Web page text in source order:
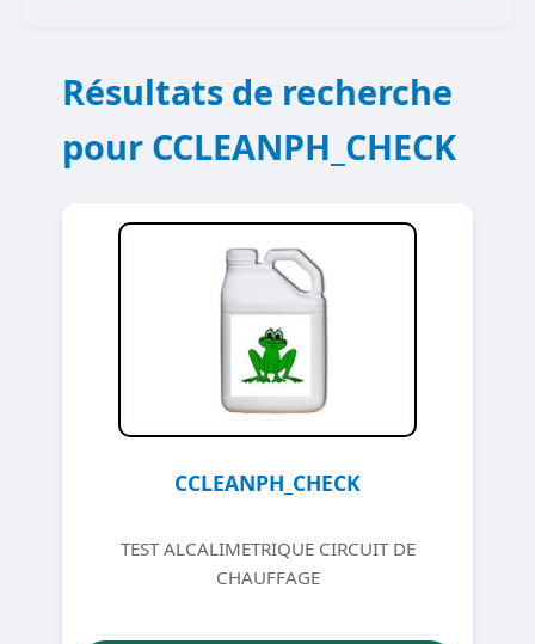
Résultats de recherche
pour CCLEANPH_CHECK
CCLEANPH_CHECK
TEST ALCALIMETRIQUE CIRCUIT DE
CHAUFFAGE